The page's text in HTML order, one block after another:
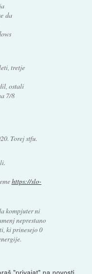
da
tretje
ostali
7/8
Torej stfu.
https://slo-
kompjuter ni
neprestano
ki prinesejo 0